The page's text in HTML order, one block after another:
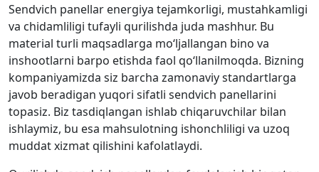
Sendvich panellar energiya tejamkorligi, mustahkamligi
va chidamliligi tufayli qurilishda juda mashhur. Bu
material turli maqsadlarga mo‘ljallangan bino va
inshootlarni barpo etishda faol qo‘llanilmoqda. Bizning
kompaniyamizda siz barcha zamonaviy standartlarga
javob beradigan yuqori sifatli sendvich panellarini
topasiz. Biz tasdiqlangan ishlab chiqaruvchilar bilan
ishlaymiz, bu esa mahsulotning ishonchliligi va uzoq
muddat xizmat qilishini kafolatlaydi.